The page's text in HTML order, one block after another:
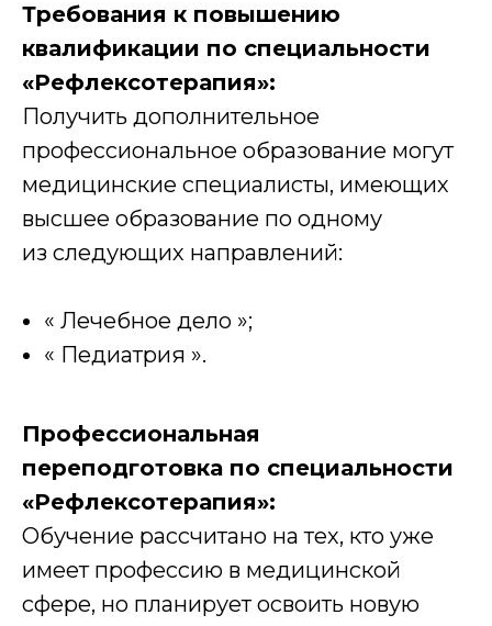
Требования к повышению
квалификации по специальности
«Рефлексотерапия»:
Получить дополнительное
профессиональное образование могут
медицинские специалисты, имеющих
высшее образование по одному
из следующих направлений:
« Лечебное дело »;
« Педиатрия ».
Профессиональная
переподготовка по специальности
«Рефлексотерапия»:
Обучение рассчитано на тех, кто уже
имеет профессию в медицинской
сфере, но планирует освоить новую